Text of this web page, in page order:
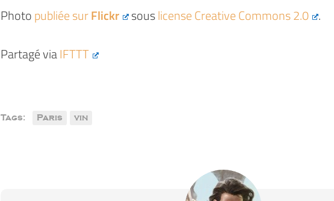
Photopubliée surFlickr souslicense Creative Commons 2.0 .
Partagé viaIFTTT
Tags: Paris vin